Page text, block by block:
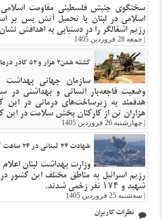
سخنگوی جنبش فلسطینی مقاومت
اسلامی در لبنان با تحمیل آتش بس بر
رژیم اشغالگر را در دستیابی به اهدافش
جمعه 28 فروردین 1405
کشته شدن۲ هزار و ۵۲ کادر درمان در سودان
سازمان جهانی بهداشت
وضعیت فاجعه‌بار انسانی و بهداشتی در
هدفمند به زیرساخت‌های درمانی در
هزاران تن از کارکنان بخش سلامت در
چهارشنبه 26 فروردین 1405
شهادت ۳۴ لبنانی در ۲۴ ساعت گذشته در لبنان
وزارت بهداشت لبنان
شهید و ۱۷۴ نفر زخمی شدند.
سه‌شنبه 25 فروردین 1405
نظرات کاربران